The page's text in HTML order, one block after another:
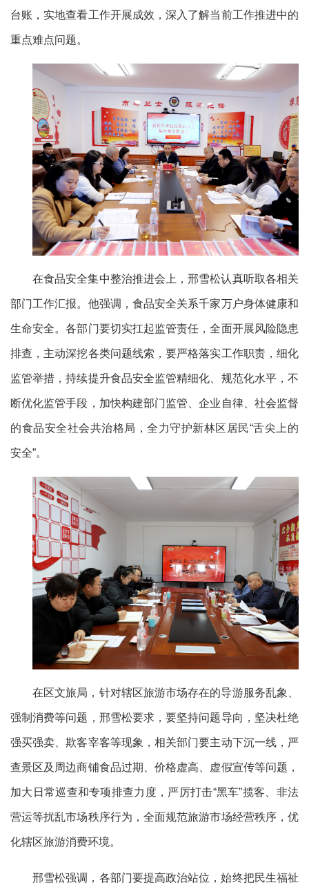
台账，实地查看工作开展成效，深入了解当前工作推进中的
重点难点问题。
在食品安全集中整治推进会上，邢雪松认真听取各相关
部门工作汇报。他强调，食品安全关系千家万户身体健康和
生命安全。各部门要切实扛起监管责任，全面开展风险隐患
排查，主动深挖各类问题线索，要严格落实工作职责，细化
监管举措，持续提升食品安全监管精细化、规范化水平，不
断优化监管手段，加快构建部门监管、企业自律、社会监督
的食品安全社会共治格局，全力守护新林区居民“舌尖上的
安全”。
在区文旅局，针对辖区旅游市场存在的导游服务乱象、
强制消费等问题，邢雪松要求，要坚持问题导向，坚决杜绝
强买强卖、欺客宰客等现象，相关部门要主动下沉一线，严
查景区及周边商铺食品过期、价格虚高、虚假宣传等问题，
加大日常巡查和专项排查力度，严厉打击“黑车”揽客、非法
营运等扰乱市场秩序行为，全面规范旅游市场经营秩序，优
化辖区旅游消费环境。
邢雪松强调，各部门要提高政治站位，始终把民生福祉